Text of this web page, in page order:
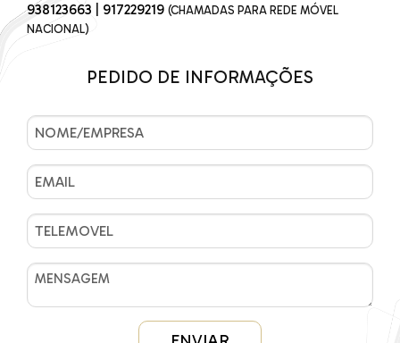
938123663 917229219 (CHAMADAS PARA REDE MÓVEL
NACIONAL)
PEDIDO DE INFORMAÇÕES